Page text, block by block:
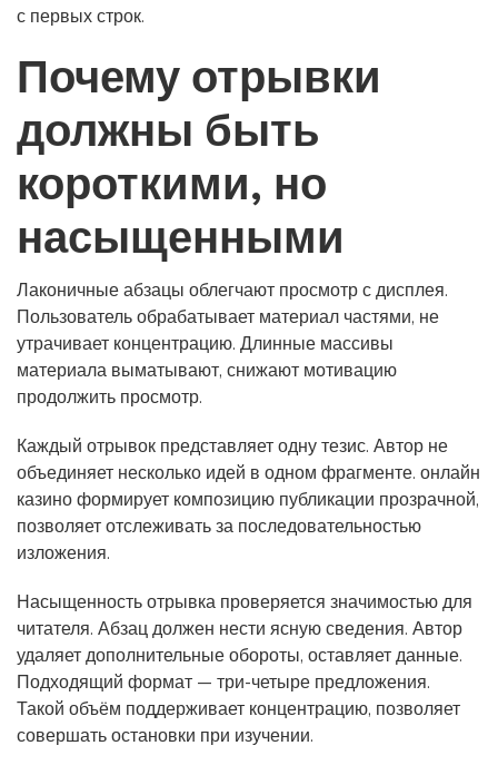
с первых строк.
Почему отрывки
должны быть
короткими, но
насыщенными
Лаконичные абзацы облегчают просмотр с дисплея.
Пользователь обрабатывает материал частями, не
утрачивает концентрацию. Длинные массивы
материала выматывают, снижают мотивацию
продолжить просмотр.
Каждый отрывок представляет одну тезис. Автор не
объединяет несколько идей в одном фрагменте. онлайн
казино формирует композицию публикации прозрачной,
позволяет отслеживать за последовательностью
изложения.
Насыщенность отрывка проверяется значимостью для
читателя. Абзац должен нести ясную сведения. Автор
удаляет дополнительные обороты, оставляет данные.
Подходящий формат — три-четыре предложения.
Такой объём поддерживает концентрацию, позволяет
совершать остановки при изучении.